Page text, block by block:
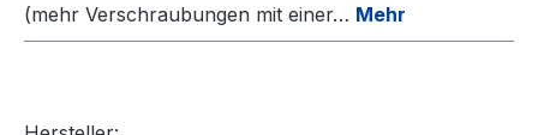
(mehr Verschraubungen mit einer… Mehr